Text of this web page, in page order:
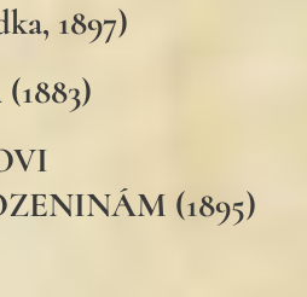
1897)
(1895)